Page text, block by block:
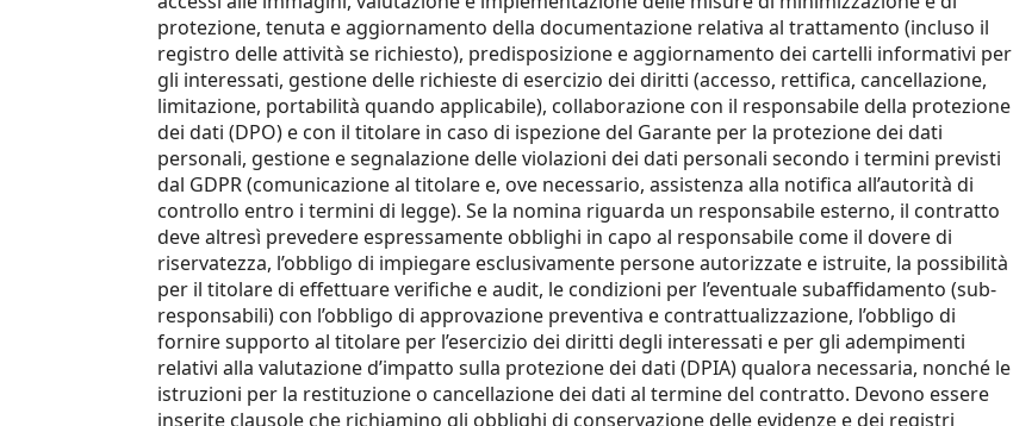
protezione, tenuta e aggiornamento della documentazione relativa al trattamento (incluso il
registro delle attività se richiesto), predisposizione e aggiornamento dei cartelli informativi per
gli interessati, gestione delle richieste di esercizio dei diritti (accesso, rettifica, cancellazione,
limitazione, portabilità quando applicabile), collaborazione con il responsabile della protezione
dei dati (DPO) e con il titolare in caso di ispezione del Garante per la protezione dei dati
personali, gestione e segnalazione delle violazioni dei dati personali secondo i termini previsti
dal GDPR (comunicazione al titolare e, ove necessario, assistenza alla notifica all’autorità di
controllo entro i termini di legge). Se la nomina riguarda un responsabile esterno, il contratto
deve altresì prevedere espressamente obblighi in capo al responsabile come il dovere di
riservatezza, l’obbligo di impiegare esclusivamente persone autorizzate e istruite, la possibilità
per il titolare di effettuare verifiche e audit, le condizioni per l’eventuale subaffidamento (sub-
responsabili) con l’obbligo di approvazione preventiva e contrattualizzazione, l’obbligo di
fornire supporto al titolare per l’esercizio dei diritti degli interessati e per gli adempimenti
relativi alla valutazione d’impatto sulla protezione dei dati (DPIA) qualora necessaria, nonché le
istruzioni per la restituzione o cancellazione dei dati al termine del contratto. Devono essere
inserite clausole che richiamino gli obblighi di conservazione delle evidenze e dei registri